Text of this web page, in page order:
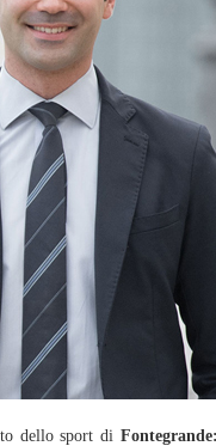
dello sport di Fontegrande: